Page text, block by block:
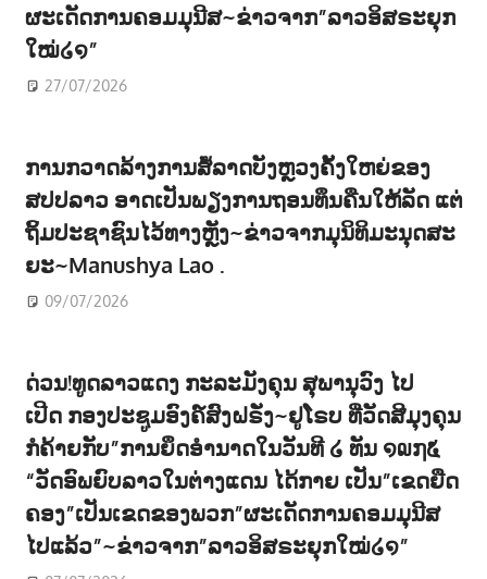
ຜະເດັດການຄອມມຸນີສ~ຂ່າວຈາກ”ລາວອິສຣະຍຸກ
ໃໝ່໒໑”
27/07/2026
ການກວາດລ້າງການສໍ້ລາດບັງຫຼວງຄັ້ງໃຫຍ່ຂອງ
ສປປລາວ ອາດເປັນພຽງການຖອນທຶນຄືນໃຫ້ລັດ ແຕ່
ຖິ້ມປະຊາຊົນໄວ້ທາງຫຼັງ~ຂ່າວຈາກມຸນິທິມະນຸດສະ
ຍະ~Manushya Lao .
09/07/2026
ດ່ວນ!ທູດລາວແດງ ກະລະມັງຄຸນ ສຸພານຸວົງ ໄປ
ເປີດ ກອງປະຊູມອົງຄ໌ສົງຝຣັ່ງ~ຢູໂຣບ ທີ່ວັດສີມຸງຄຸນ
ກໍຄ້າຍກັບ”ການຍຶດອຳນາດໃນວັນທີ ໒ ທັນ ໑໙໗໕
“ວັດອົພຍົບລາວໃນຕ່າງແດນ ໄດ້ກາຍ ເປັນ”ເຂດຍືດ
ຄອງ”ເປັນເຂດຂອງພວກ”ຜະເດັດການຄອມມຸນີສ
ໄປແລ້ວ”~ຂ່າວຈາກ”ລາວອິສຣະຍຸກໃໝ່໒໑”